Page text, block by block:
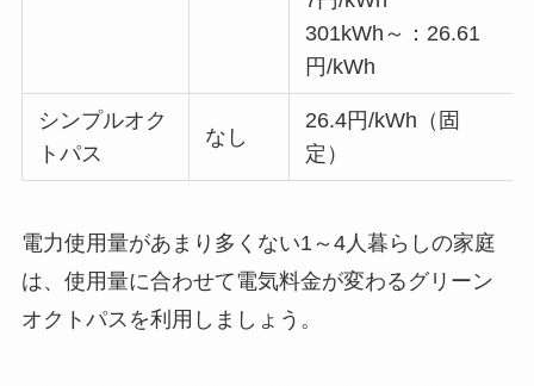
301kWh～：26.61
円/kWh
シンプルオク
トパス
なし
26.4円/kWh（固
定）
電力使用量があまり多くない1～4人暮らしの家庭
は、使用量に合わせて電気料金が変わるグリーン
オクトパスを利用しましょう。